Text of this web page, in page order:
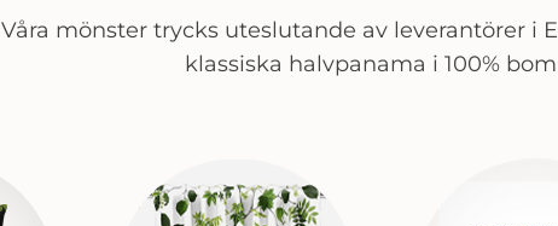
Våra mönster trycks uteslutande av leverantörer i
klassiska halvpanama i 100%